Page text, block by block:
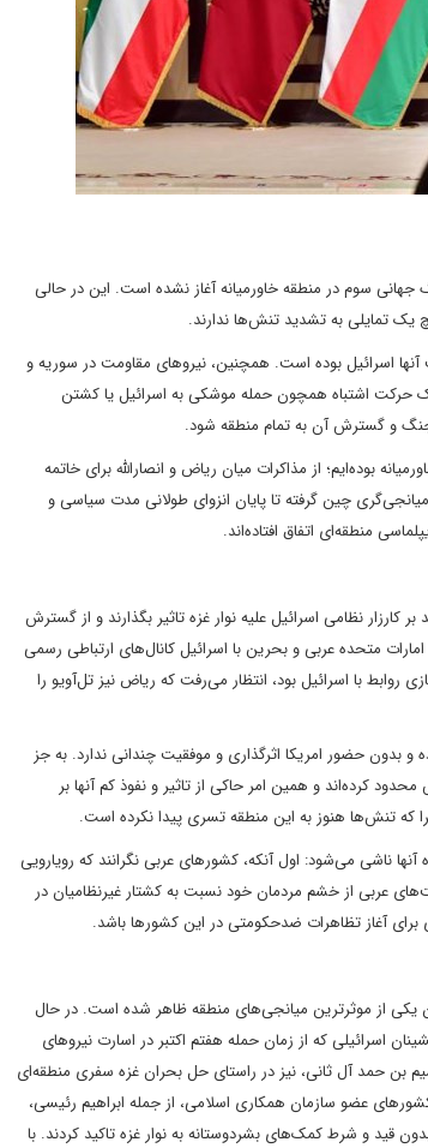
سوم در منطقه خاورمیانه آغاز نشده است. این در حالی
تمایلی به تشدید تنش‌‌ها ندارند.
اسرائیل بوده است. همچنین، نیروهای مقاومت در سوریه و
یک حرکت اشتباه همچون حمله موشکی به اسرائیل یا کشتن
جنگ و گسترش آن به تمام منطقه شود.
بوده‌‌ایم؛ از مذاکرات میان ریاض و انصارالله برای خاتمه
چین گرفته تا پایان انزوای طولانی مدت سیاسی و
منطقه‌‌ای اتفاق افتاده‌‌اند.
نظامی اسرائیل علیه نوار غزه تاثیر بگذارند و از گسترش
متحده عربی و بحرین با اسرائیل کانال‌‌های ارتباطی رسمی
با اسرائیل بود، انتظار می‌‌رفت که ریاض نیز تل‌‌آویو را
بدون حضور امریکا اثرگذاری و موفقیت چندانی ندارد. به جز
کرده‌‌اند و همین امر حاکی از تاثیر و نفوذ کم آنها بر
که تنش‌‌ها هنوز به این منطقه تسری پیدا نکرده است.
ناشی می‌‌شود: اول آنکه، کشورهای عربی نگرانند که رویارویی
عربی از خشم مردمان خود نسبت به کشتار غیرنظامیان در
آغاز تظاهرات ضدحکومتی در این کشورها باشد.
یکی از موثرترین میانجی‌‌های منطقه ظاهر شده است. در حال
اسرائیلی که از زمان حمله هفتم اکتبر در اسارت نیروهای
بن حمد آل ثانی، نیز در راستای حل بحران غزه سفری منطقه‌‌ای
عضو سازمان همکاری اسلامی، از جمله ابراهیم رئیسی،
فوری و ارائه بدون قید و شرط کمک‌‌های بشردوستانه به نوار غزه تاکید کردند. با